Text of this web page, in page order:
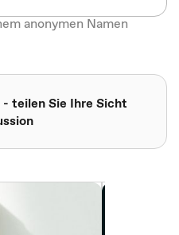
anonymen Namen
teilen Sie Ihre Sicht